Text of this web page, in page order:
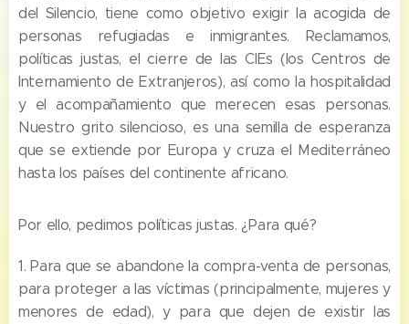
del Silencio, tiene como objetivo exigir la acogida de
personas refugiadas e inmigrantes. Reclamamos,
políticas justas, el cierre de las CIEs (los Centros de
Internamiento de Extranjeros), así como la hospitalidad
y el acompañamiento que merecen esas personas.
Nuestro grito silencioso, es una semilla de esperanza
que se extiende por Europa y cruza el Mediterráneo
hasta los países del continente africano.
Por ello, pedimos políticas justas. ¿Para qué?
1. Para que se abandone la compra-venta de personas,
para proteger a las víctimas (principalmente, mujeres y
menores de edad), y para que dejen de existir las